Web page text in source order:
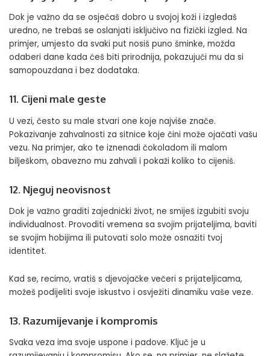
Dok je važno da se osjećaš dobro u svojoj koži i izgledaš
uredno, ne trebaš se oslanjati isključivo na fizički izgled. Na
primjer, umjesto da svaki put nosiš puno šminke, možda
odaberi dane kada ćeš biti prirodnija, pokazujući mu da si
samopouzdana i bez dodataka.
11. Cijeni male geste
U vezi, često su male stvari one koje najviše znače.
Pokazivanje zahvalnosti za sitnice koje čini može ojačati vašu
vezu. Na primjer, ako te iznenadi čokoladom ili malom
bilješkom, obavezno mu zahvali i pokaži koliko to cijeniš.
12. Njeguj neovisnost
Dok je važno graditi zajednički život, ne smiješ izgubiti svoju
individualnost. Provoditi vremena sa svojim prijateljima, baviti
se svojim hobijima ili putovati solo može osnažiti tvoj
identitet.
Kad se, recimo, vratiš s djevojačke večeri s prijateljicama,
možeš podijeliti svoje iskustvo i osvježiti dinamiku vaše veze.
13. Razumijevanje i kompromis
Svaka veza ima svoje uspone i padove. Ključ je u